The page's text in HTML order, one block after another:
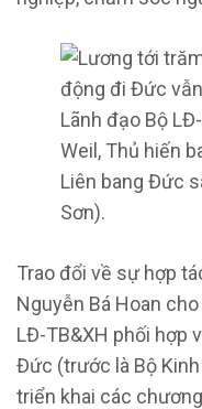
Lãnh đạo Bộ
Weil, Thủ hiến
Liên bang Đức
Sơn).
Trao đổi về sự hợp
Nguyễn Bá Hoan
LĐ-TB&XH phối hợp
Đức (trước là Bộ
triển khai các